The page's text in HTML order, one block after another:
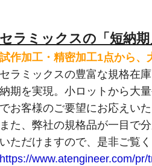
セラミックスの「短納
試作加工・精密加工1点から、
セラミックスの豊富な規格在
納期を実現。小ロットから大
でお客様のご要望にお応えい
また、弊社の規格品が一目で
いただけますので、是非ご覧
https://www.atengineer.com/